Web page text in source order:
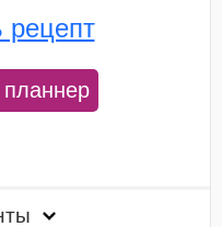
рецепт